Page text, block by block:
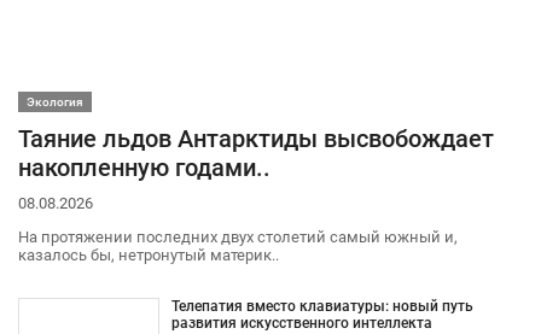
Экология
Таяние льдов Антарктиды высвобождает
накопленную годами..
08.08.2026
На протяжении последних двух столетий самый южный и,
казалось бы, нетронутый материк..
Телепатия вместо клавиатуры: новый путь
развития искусственного интеллекта